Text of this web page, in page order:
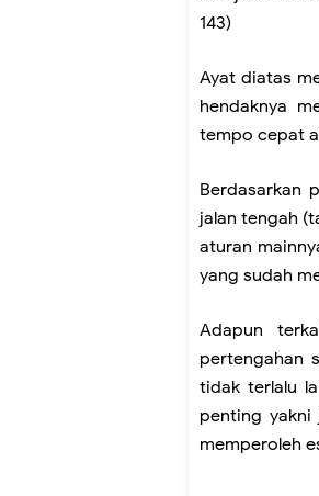
143)
Ayat diatas
hendaknya
tempo cepat
Berdasarkan
jalan tengah
aturan
yang sudah
Adapun
pertengahan
tidak terlalu
penting
memperoleh